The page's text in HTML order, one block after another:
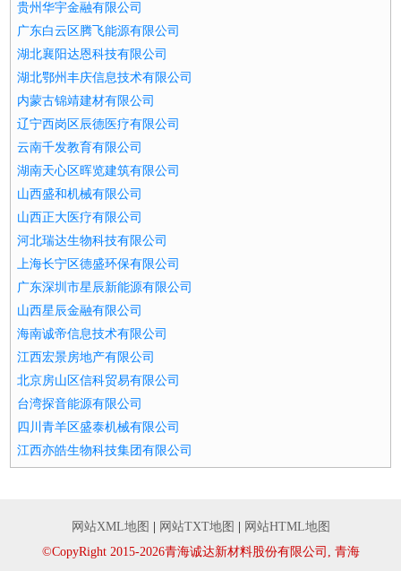
贵州华宇金融有限公司
广东白云区腾飞能源有限公司
湖北襄阳达恩科技有限公司
湖北鄂州丰庆信息技术有限公司
内蒙古锦靖建材有限公司
辽宁西岗区辰德医疗有限公司
云南千发教育有限公司
湖南天心区晖览建筑有限公司
山西盛和机械有限公司
山西正大医疗有限公司
河北瑞达生物科技有限公司
上海长宁区德盛环保有限公司
广东深圳市星辰新能源有限公司
山西星辰金融有限公司
海南诚帝信息技术有限公司
江西宏景房地产有限公司
北京房山区信科贸易有限公司
台湾探音能源有限公司
四川青羊区盛泰机械有限公司
江西亦皓生物科技集团有限公司
网站XML地图 网站TXT地图
网站HTML地图
©CopyRight 2015-2026青海诚达新材料股份有限公司, 青海